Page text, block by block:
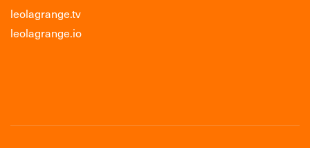
leolagrange.tv
leolagrange.io